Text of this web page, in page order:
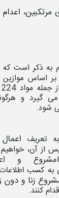
مرتکبین،
به ذکر است که
بر اساس
گیرد و
شود.
به تعریف
از آن،
و
به کسب
زنا و دون
کنند.